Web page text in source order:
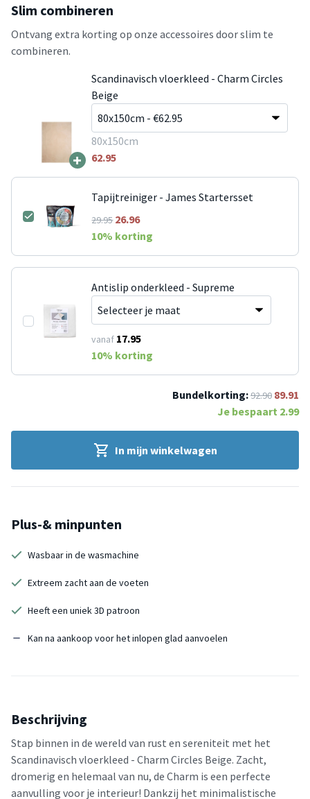
Slim combineren
Ontvang extra korting op onze accessoires door slim te
combineren.
+
Scandinavisch vloerkleed - Charm Circles
Beige
80x150cm
62.95
Tapijtreiniger - James Startersset
29.9526.96
10% korting
Antislip onderkleed - Supreme
vanaf 17.95
10% korting
Bundelkorting:92.90 89.91
Je bespaart 2.99
In mijn winkelwagen
Plus-& minpunten
Wasbaar in de wasmachine
Extreem zacht aan de voeten
Heeft een uniek 3D patroon
Kan na aankoop voor het inlopen glad aanvoelen
Beschrijving
Stap binnen in de wereld van rust en sereniteit met het
Scandinavisch vloerkleed - Charm Circles Beige. Zacht,
dromerig en helemaal van nu, de Charm is een perfecte
aanvulling voor je interieur! Dankzij het minimalistische